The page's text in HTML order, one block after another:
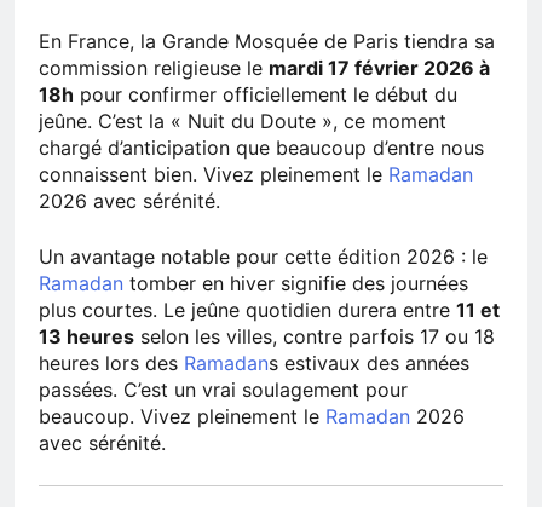
En France, la Grande Mosquée de Paris tiendra sa
commission religieuse le mardi 17 février 2026 à
18h pour confirmer officiellement le début du
jeûne. C’est la « Nuit du Doute », ce moment
chargé d’anticipation que beaucoup d’entre nous
connaissent bien. Vivez pleinement le Ramadan
2026 avec sérénité.
Un avantage notable pour cette édition 2026 : le
Ramadan tomber en hiver signifie des journées
plus courtes. Le jeûne quotidien durera entre 11 et
13 heures selon les villes, contre parfois 17 ou 18
heures lors des Ramadans estivaux des années
passées. C’est un vrai soulagement pour
beaucoup. Vivez pleinement le Ramadan 2026
avec sérénité.